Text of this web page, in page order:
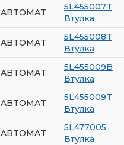
ABTOMAT
5L455007T
Втулка
ABTOMAT
5L455008T
Втулка
ABTOMAT
5L455009B
Втулка
ABTOMAT
5L455009T
Втулка
ABTOMAT
5L477005
Втулка